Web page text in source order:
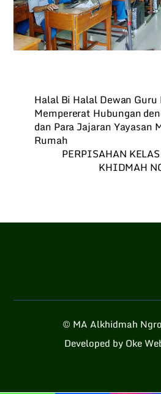
Halal Bi Halal Dewan
Mempererat Hubungan
dan Para Jajaran Yayasan
Rumah
PERPISAHAN
KHIDMAH
© MA Alkhidmah
Developed by Oke